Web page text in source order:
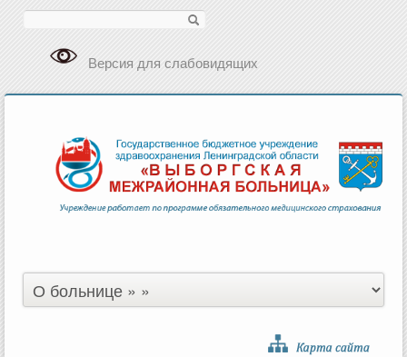
Версия для слабовидящих